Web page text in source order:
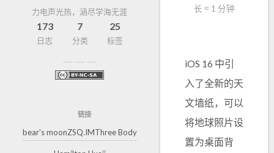
力电声光热，涵尽学海无涯
173
日志
7
分类
25
标签
链接
bear's moonZSQ.IMThree Body
长 ≈ 1 分钟
iOS 16 中引
入了全新的天
文墙纸，可以
将地球照片设
置为桌面背